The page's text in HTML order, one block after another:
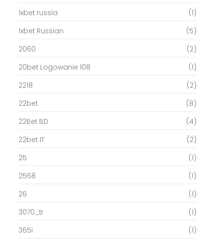
1xbet russia
(1)
1xbet Russian
(5)
2060
(2)
20bet Logowanie 108
(1)
2218
(2)
22bet
(8)
22Bet BD
(4)
22bet IT
(2)
25
(1)
2568
(1)
26
(1)
3070_tr
(1)
365i
(1)